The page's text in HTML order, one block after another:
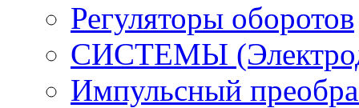
Регуляторы оборотов
СИСТЕМЫ
Импульсный